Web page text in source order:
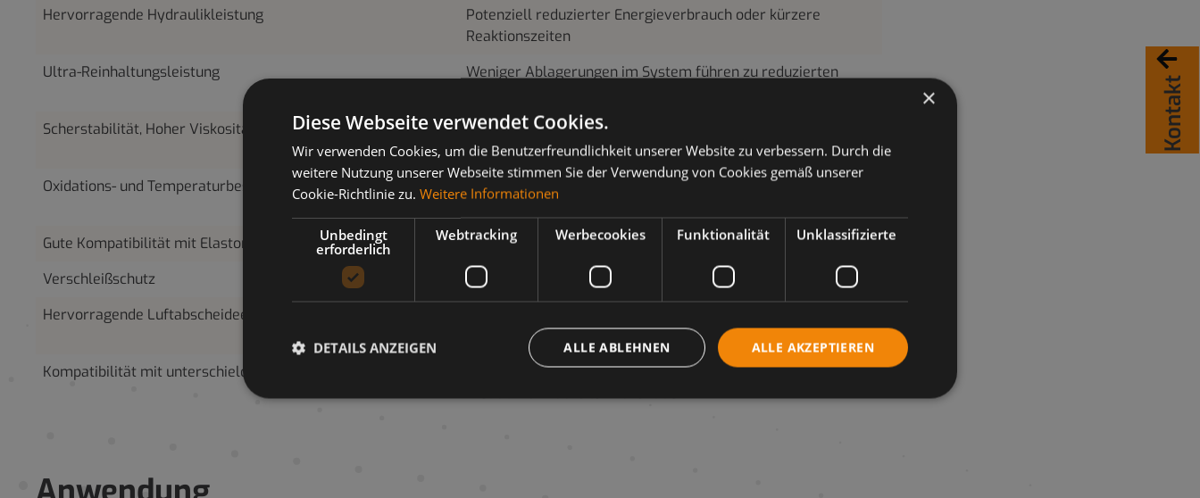
Kontakt
Hervorragende Hydraulikleistung
Potenziell reduzierter Energieverbrauch oder kürzere
Reaktionszeiten
Ultra-Reinhaltungsleistung
Weniger Ablagerungen im System führen zu reduzierten
Scherstabilität, Hoher Viskositätsindex
Nachhaltiger Bauteilschutz in einem weiten
Temperaturbereich
Oxidations- und Temperaturbeständigkeit
Verlängerte Ölstandzeit auch bei extremen
Gute Kompatibilität mit Elastomeren und Dichtungen
Lange Dichtungshaltbarkeit und reduzierte Wartung
Verschleißschutz
Längere Standzeiten für Pumpen und Bauteile
Hervorragende Luftabscheideeigenschaften
geringer Verweildauer
Kompatibilität mit unterschieldichen Metallen
Garantiert hervorragende Leistung und Schutz für eine
×
Diese Webseite verwendet Cookies.
Wir verwenden Cookies, um die Benutzerfreundlichkeit unserer Website zu verbessern. Durch die
weitere Nutzung unserer Webseite stimmen Sie der Verwendung von Cookies gemäß unserer
Cookie-Richtlinie zu. Weitere Informationen
Unbedingt
erforderlich
Webtracking Werbecookies Funktionalität Unklassifizierte
ALLE AKZEPTIEREN
ALLE ABLEHNEN
DETAILS ANZEIGEN